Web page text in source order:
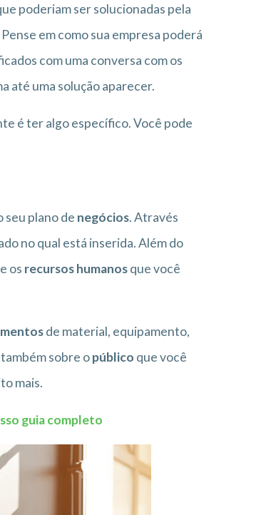
poderiam ser solucionadas pela
Pense em como sua empresa poderá
com uma conversa com os
até uma solução aparecer.
é ter algo específico. Você pode
seu plano de negócios. Através
no qual está inserida. Além do
os recursos humanosque você
de material, equipamento,
sobre opúblico que você
mais.
guia completo